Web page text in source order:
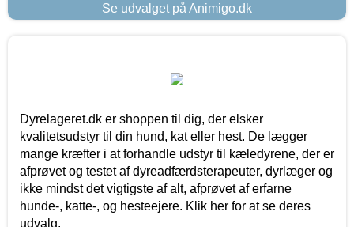
Se udvalget på Animigo.dk
Dyrelageret.dk er shoppen til dig, der elsker
kvalitetsudstyr til din hund, kat eller hest. De lægger
mange kræfter i at forhandle udstyr til kæledyrene, der er
afprøvet og testet af dyreadfærdsterapeuter, dyrlæger og
ikke mindst det vigtigste af alt, afprøvet af erfarne
hunde-, katte-, og hesteejere. Klik her for at se deres
udvalg.